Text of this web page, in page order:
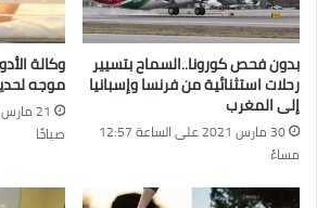
بدون فحص كورونا..السماح بتسيير
رحلات استثنائية من فرنسا وإسبانيا
إلى المغرب
30 مارس 2021 على الساعة 12:57
مساءً
وكالة
موجه
صباحًا